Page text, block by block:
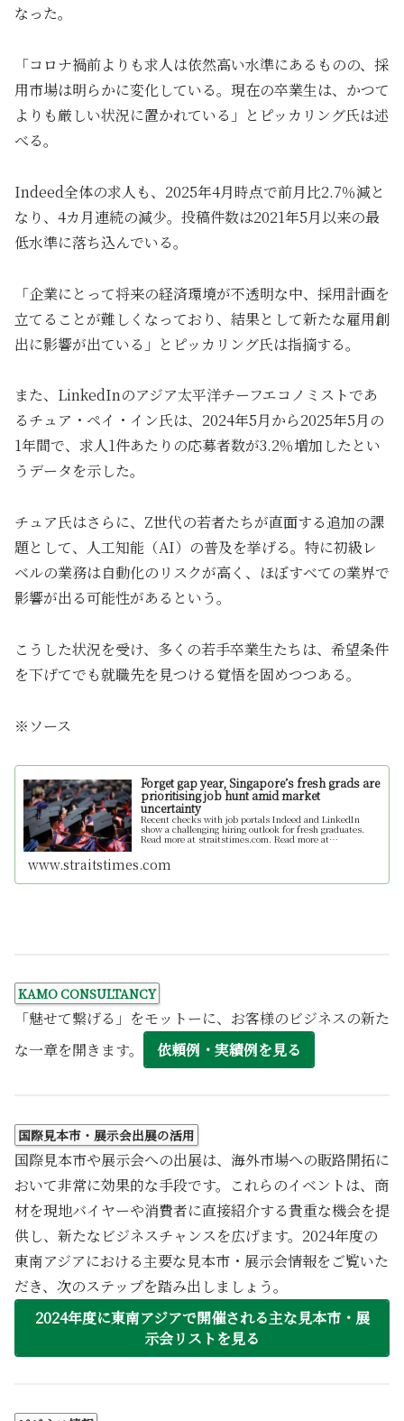
なった。
「コロナ禍前よりも求人は依然高い水準にあるものの、採
用市場は明らかに変化している。現在の卒業生は、かつて
よりも厳しい状況に置かれている」とピッカリング氏は述
べる。
Indeed全体の求人も、2025年4月時点で前月比2.7％減と
なり、4カ月連続の減少。投稿件数は2021年5月以来の最
低水準に落ち込んでいる。
「企業にとって将来の経済環境が不透明な中、採用計画を
立てることが難しくなっており、結果として新たな雇用創
出に影響が出ている」とピッカリング氏は指摘する。
また、LinkedInのアジア太平洋チーフエコノミストであ
るチュア・ペイ・イン氏は、2024年5月から2025年5月の
1年間で、求人1件あたりの応募者数が3.2％増加したとい
うデータを示した。
チュア氏はさらに、Z世代の若者たちが直面する追加の課
題として、人工知能（AI）の普及を挙げる。特に初級レ
ベルの業務は自動化のリスクが高く、ほぼすべての業界で
影響が出る可能性があるという。
こうした状況を受け、多くの若手卒業生たちは、希望条件
を下げてでも就職先を見つける覚悟を固めつつある。
※ソース
Forget gap year, Singapore’s fresh grads are
prioritising job hunt amid market
uncertainty
Recent checks with job portals Indeed and LinkedIn
show a challenging hiring outlook for fresh graduates.
Read more at straitstimes.com. Read more at
www.straitstimes.com
KAMO CONSULTANCY
「魅せて繋げる」をモットーに、お客様のビジネスの新た
な一章を開きます。
依頼例・実績例を見る
国際見本市・展示会出展の活用
国際見本市や展示会への出展は、海外市場への販路開拓に
おいて非常に効果的な手段です。これらのイベントは、商
材を現地バイヤーや消費者に直接紹介する貴重な機会を提
供し、新たなビジネスチャンスを広げます。2024年度の
東南アジアにおける主要な見本市・展示会情報をご覧いた
だき、次のステップを踏み出しましょう。
2024年度に東南アジアで開催される主な見本市・展
示会リストを見る